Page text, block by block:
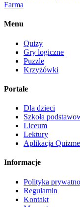
Farma
Menu
Quizy
Gry logiczne
Puzzle
Krzyżówki
Portale
Dla dzieci
Szkoła
Liceum
Lektury
Aplikacja Quizme
Informacje
Polityka
Regulamin
Kontakt